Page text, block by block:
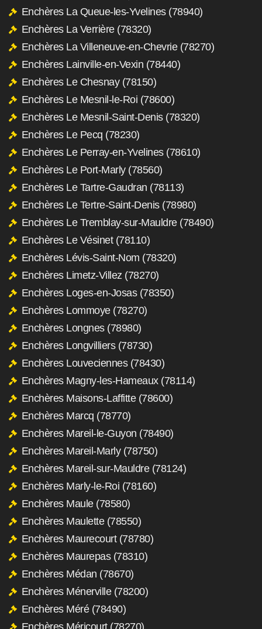
Enchères La Queue-les-Yvelines (78940)
Enchères La Verrière (78320)
Enchères La Villeneuve-en-Chevrie (78270)
Enchères Lainville-en-Vexin (78440)
Enchères Le Chesnay (78150)
Enchères Le Mesnil-le-Roi (78600)
Enchères Le Mesnil-Saint-Denis (78320)
Enchères Le Pecq (78230)
Enchères Le Perray-en-Yvelines (78610)
Enchères Le Port-Marly (78560)
Enchères Le Tartre-Gaudran (78113)
Enchères Le Tertre-Saint-Denis (78980)
Enchères Le Tremblay-sur-Mauldre (78490)
Enchères Le Vésinet (78110)
Enchères Lévis-Saint-Nom (78320)
Enchères Limetz-Villez (78270)
Enchères Loges-en-Josas (78350)
Enchères Lommoye (78270)
Enchères Longnes (78980)
Enchères Longvilliers (78730)
Enchères Louveciennes (78430)
Enchères Magny-les-Hameaux (78114)
Enchères Maisons-Laffitte (78600)
Enchères Marcq (78770)
Enchères Mareil-le-Guyon (78490)
Enchères Mareil-Marly (78750)
Enchères Mareil-sur-Mauldre (78124)
Enchères Marly-le-Roi (78160)
Enchères Maule (78580)
Enchères Maulette (78550)
Enchères Maurecourt (78780)
Enchères Maurepas (78310)
Enchères Médan (78670)
Enchères Ménerville (78200)
Enchères Méré (78490)
Enchères Méricourt (78270)